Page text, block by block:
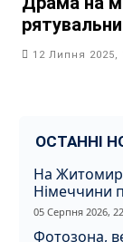
12 Липня 2025,
ОСТАННІ
На
Німеччини
05 Серпня 2026,
Фотозона,